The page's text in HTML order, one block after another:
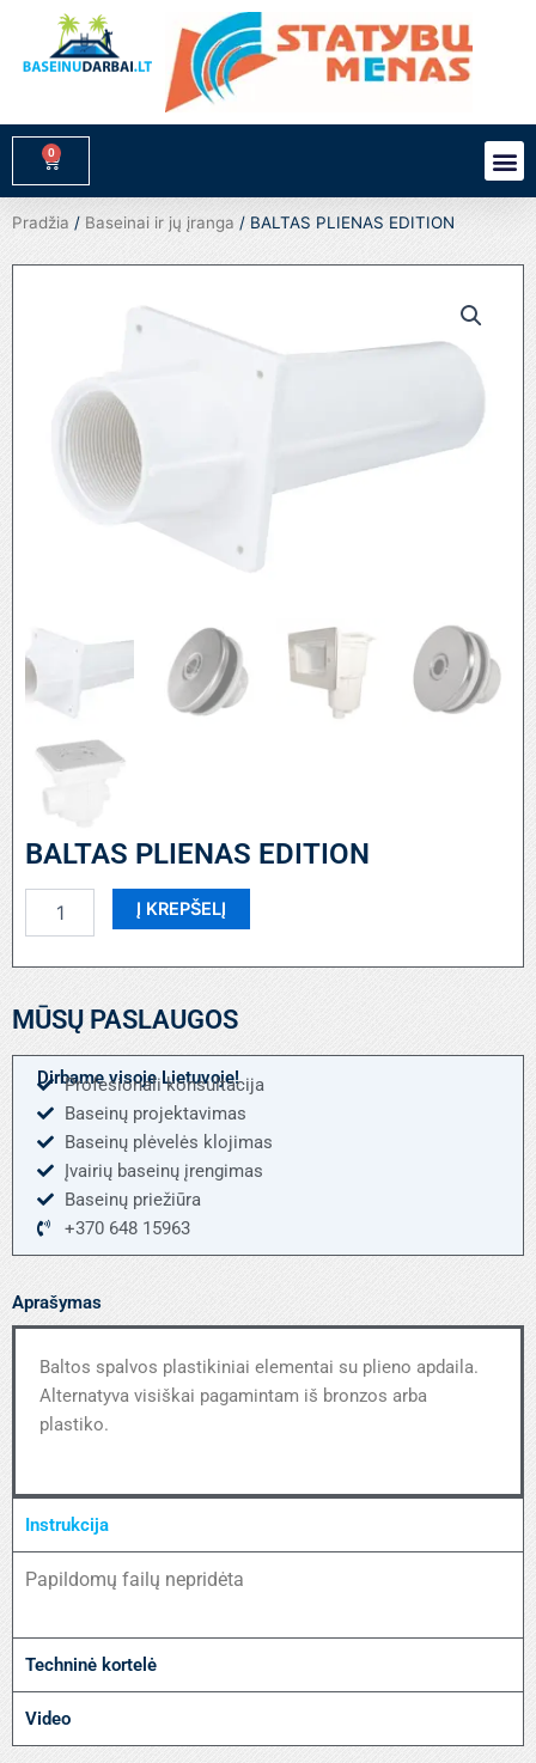
turinio
0
Cart
Pradžia / Baseinai ir jų įranga / BALTAS PLIENAS EDITION
BALTAS PLIENAS EDITION
kiekis:
PLIENAS
Į KREPŠELĮ
MŪSŲ PASLAUGOS
Dirbame visoje Lietuvoje!
Profesionali konsultacija
Baseinų projektavimas
Baseinų plėvelės klojimas
Įvairių baseinų įrengimas
Baseinų priežiūra
+370 648 15963
Aprašymas
Baltos spalvos plastikiniai elementai su plieno apdaila.
Alternatyva visiškai pagamintam iš bronzos arba
plastiko.
Instrukcija
Papildomų failų nepridėta
Techninė kortelė
Video